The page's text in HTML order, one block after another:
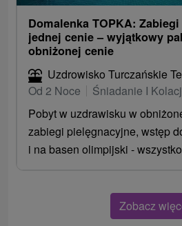
Domalenka TOPKA:
jednej cenie – wyjątkowy
obniżonej cenie
Uzdrowisko Turczańskie
Od 2 Noce
Śniadanie I
Pobyt w uzdrawisku w
zabiegi pielęgnacyjne, wstęp
i na basen olimpijski -
Zobacz